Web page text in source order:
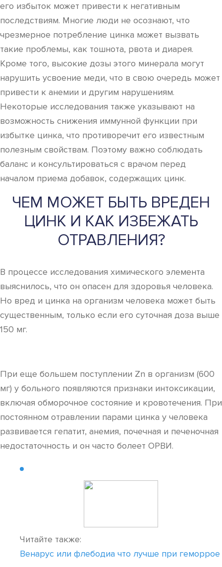
его избыток может привести к негативным
последствиям. Многие люди не осознают, что
чрезмерное потребление цинка может вызвать
такие проблемы, как тошнота, рвота и диарея.
Кроме того, высокие дозы этого минерала могут
нарушить усвоение меди, что в свою очередь может
привести к анемии и другим нарушениям.
Некоторые исследования также указывают на
возможность снижения иммунной функции при
избытке цинка, что противоречит его известным
полезным свойствам. Поэтому важно соблюдать
баланс и консультироваться с врачом перед
началом приема добавок, содержащих цинк.
ЧЕМ МОЖЕТ БЫТЬ ВРЕДЕН
ЦИНК И КАК ИЗБЕЖАТЬ
ОТРАВЛЕНИЯ?
В процессе исследования химического элемента
выяснилось, что он опасен для здоровья человека.
Но вред и цинка на организм человека может быть
существенным, только если его суточная доза выше
150 мг.
При еще большем поступлении Zn в организм (600
мг) у больного появляются признаки интоксикации,
включая обморочное состояние и кровотечения. При
постоянном отравлении парами цинка у человека
развивается гепатит, анемия, почечная и печеночная
недостаточность и он часто болеет ОРВИ.
Читайте также:
Венарус или флебодиа что лучше при геморрое